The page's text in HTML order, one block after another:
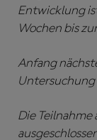
Entwicklung
Wochen bis
Anfang
Die Teilnahme